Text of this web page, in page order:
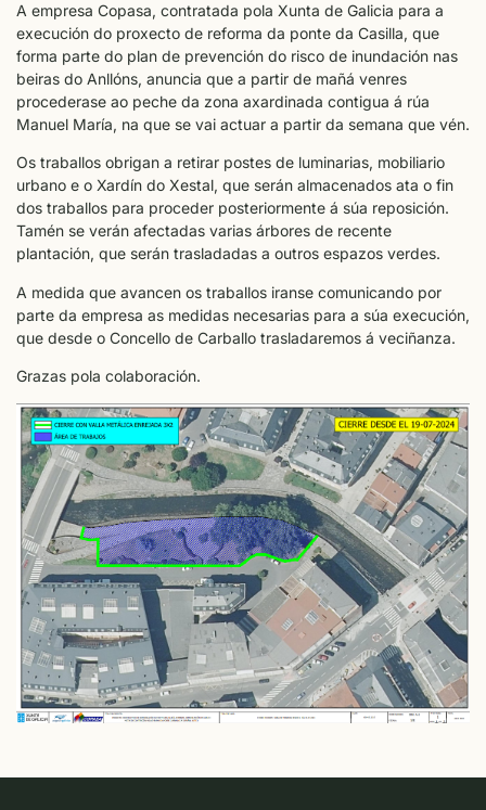
A empresa Copasa, contratada pola Xunta de Galicia para a
execución do proxecto de reforma da ponte da Casilla, que
forma parte do plan de prevención do risco de inundación nas
beiras do Anllóns, anuncia que a partir de mañá venres
procederase ao peche da zona axardinada contigua á rúa
Manuel María, na que se vai actuar a partir da semana que vén.
Os traballos obrigan a retirar postes de luminarias, mobiliario
urbano e o Xardín do Xestal, que serán almacenados ata o fin
dos traballos para proceder posteriormente á súa reposición.
Tamén se verán afectadas varias árbores de recente
plantación, que serán trasladadas a outros espazos verdes.
A medida que avancen os traballos iranse comunicando por
parte da empresa as medidas necesarias para a súa execución,
que desde o Concello de Carballo trasladaremos á veciñanza.
Grazas pola colaboración.